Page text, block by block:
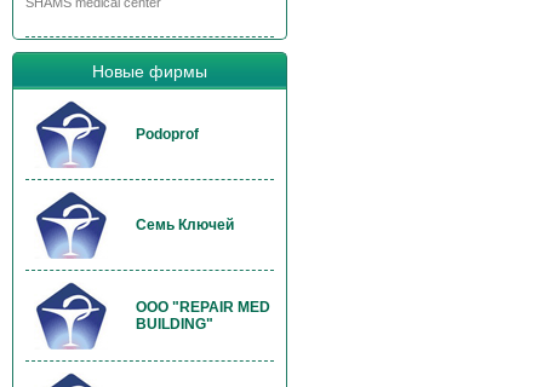
Новые фирмы
Podoprof
Семь Ключей
OOO "REPAIR MED
BUILDING"